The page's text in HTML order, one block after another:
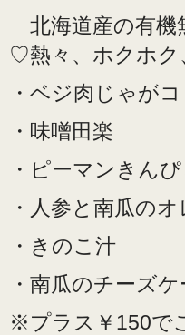
北海道産の有機
♡熱々、ホクホ
・ベジ肉じゃが
・味噌田楽
・ピーマンきんぴ
・人参と南瓜の
・きのこ汁
・南瓜のチーズケ
※プラス￥150で